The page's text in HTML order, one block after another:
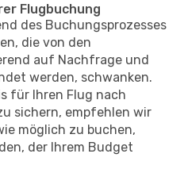
Flugbuchung
des Buchungsprozesses
die von den
auf Nachfrage und
werden, schwanken.
für Ihren Flug nach
sichern, empfehlen wir
möglich zu buchen,
der Ihrem Budget